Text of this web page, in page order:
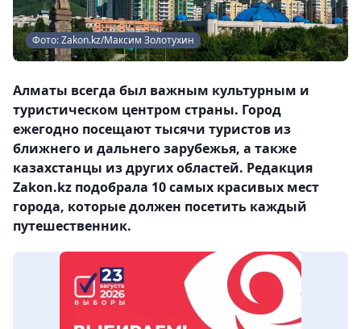
Фото: Zakon.kz/Максим Золотухин
Алматы всегда был важным культурным и
туристическом центром страны. Город
ежегодно посещают тысячи туристов из
ближнего и дальнего зарубежья, а также
казахстанцы из других областей. Редакция
Zakon.kz подобрала 10 самых красивых мест
города, которые должен посетить каждый
путешественник.